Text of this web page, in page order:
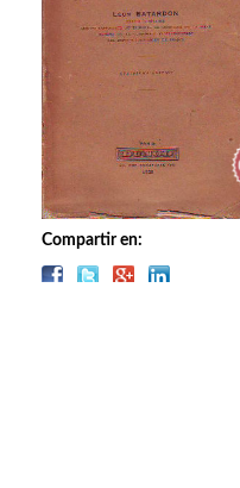
Biografías
Ciencia ficción
Cine
Cocina
Cómic
Cuentos y relatos
Compartir en: